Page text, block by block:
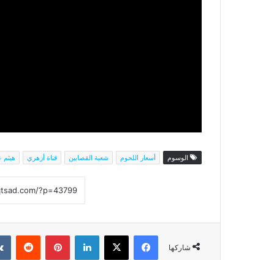
الوسوم أسعار اللحوم شعبة القصابين قناة أزهري هيثم
شاركها
فيسبوك‫X لينكدإن بينتيريست